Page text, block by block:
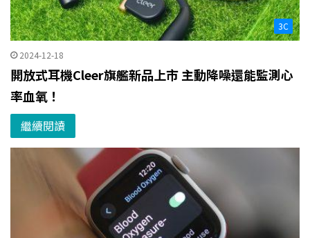
3C
2024-12-18
開放式耳機Cleer旗艦新品上市 主動降噪還能監測心
率血氧！
繼續閱讀